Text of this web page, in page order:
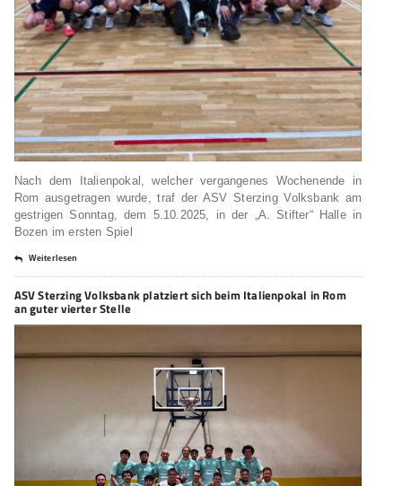
Nach dem Italienpokal, welcher vergangenes Wochenende in
Rom ausgetragen wurde, traf der ASV Sterzing Volksbank am
gestrigen Sonntag, dem 5.10.2025, in der „A. Stifter“ Halle in
Bozen im ersten Spiel
Weiterlesen
ASV Sterzing Volksbank platziert sich beim Italienpokal in Rom
an guter vierter Stelle